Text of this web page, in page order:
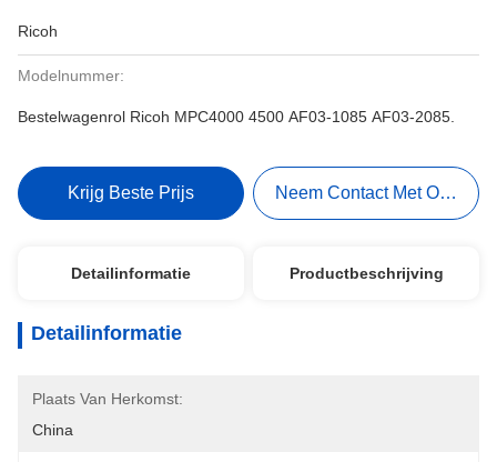
Ricoh
Modelnummer:
Bestelwagenrol Ricoh MPC4000 4500 AF03-1085 AF03-2085.
Krijg Beste Prijs Neem Contact Met Ons Op
Detailinformatie Productbeschrijving
Detailinformatie
Plaats Van Herkomst:
China